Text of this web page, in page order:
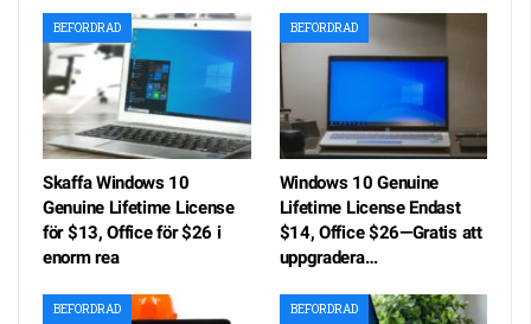
BEFORDRAD
Skaffa Windows 10
Genuine Lifetime License
för $13, Office för $26 i
enorm rea
BEFORDRAD
Windows 10 Genuine
Lifetime License Endast
$14, Office $26—Gratis att
uppgradera…
BEFORDRAD BEFORDRAD